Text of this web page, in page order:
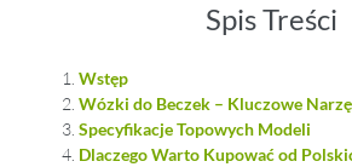
Spis Treści
Wstęp
Wózki do Beczek – Kluczowe
Specyfikacje Topowych Modeli
Dlaczego Warto Kupować od